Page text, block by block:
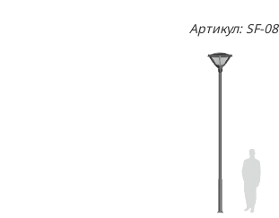
Артикул: SF-08